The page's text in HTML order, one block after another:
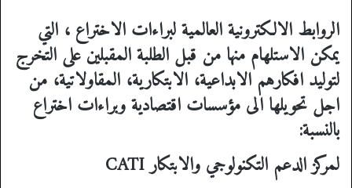
الروابط الالكترونية العالمية لبراءات الاختراع ، التي
يمكن الاستلهام منها من قبل الطلبة المقبلين على التخرج
لتوليد افكارهم الابداعية، الابتكارية، المقاولاتية، من
اجل تحويلها الى مؤسسات اقتصادية وبراءات اختراع
بالنسبة:
لمركز الدعم التكنولوجي والابتكارCATI